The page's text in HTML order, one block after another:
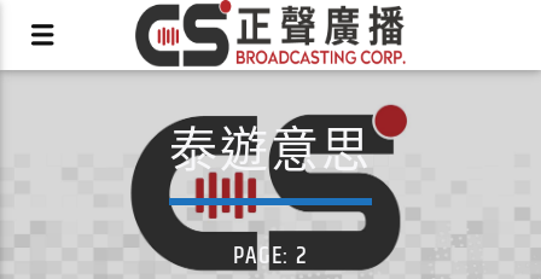
X
泰遊意思
PAGE: 2